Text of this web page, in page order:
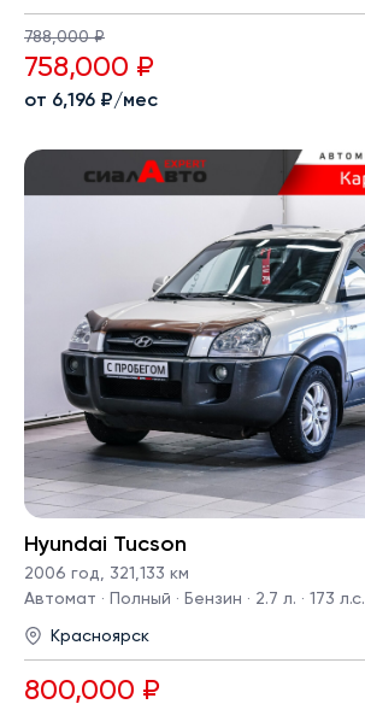
788,000 ₽
758,000 ₽
от 6,196 ₽/мес
Hyundai Tucson
2006 год, 321,133 км
Автомат · Полный · Бензин · 2.7 л. · 173 л.с.
Красноярск
800,000 ₽